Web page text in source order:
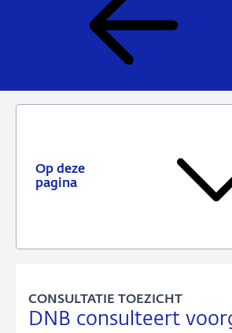
Op deze
pagina
DNB consulteert
CONSULTATIE TOEZICHT